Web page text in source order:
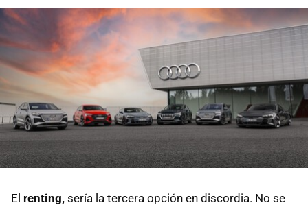
El renting, sería la tercera opción en discordia. No se